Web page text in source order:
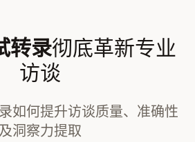
转录彻底革新专业
访谈
如何提升访谈质量、准确性
及洞察力提取